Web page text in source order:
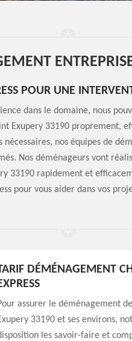
POUR UNE
dans le domaine, nous
Exupery 33190 proprement,
nos équipes de
Nos déménageurs vont
33190 rapidement et
pour vous aider dans vos
DÉMÉNAGEMENT
assurer le déménagement
33190 et ses environs,
les savoir-faire et